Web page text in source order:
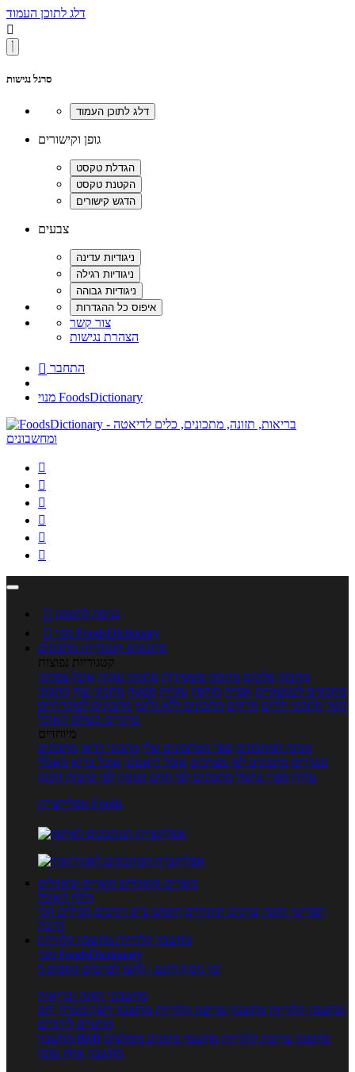
דלג לתוכן העמוד

סרגל נגישות
גופן וקישורים
צבעים
צור קשר
הצהרת נגישות
 התחבר
מנוי FoodsDictionary






 כניסה לחשבון

מנוי FoodsDictionary
מתכונים קטגוריות מתכונים
קטגוריות נפוצות
מתכוני סלטים מתכוני פשטידות מתכוני עוגות אוכל צמחוני
מתכונים לטבעוניים אפייה מוקפץ עוגיות פסטה מתכוני עוף מתכוני
בשר מתכוני ילדים מרקים מתכונים ללא גלוטן מתכונים לסוכרתיים
טרנדים בעולם האוכל
מיוחדים
מנתח המתכונים ספר המתכונים שלי מתכוני וידאו מתכונים
עשירים מתכונים לפי מצרכים אוכל דיאטטי אוכל בריא מאכלי
עדות ספרי בישול מתכונים לפי חגים ועונות לפי שיטות הכנה
אפליקציית Foods
מוצרים ומאכלים מוצרים ומאכלים
מילון האוכל
תפריטי תזונה ערכים תזונתיים חיפוש ע"פ רכיבים מכילים הכי
הרבה
מחשבון קלוריות מחשבון קלוריות
מנוי FoodsDictionary
5 ימי ניסיון חינם - לחצו לפרטים נוספים
מחשבוני תזונה ובריאות
מחשבון קלוריות מחשבון שריפת קלוריות מחשבון דופק מטרה יחס
מותניים לירכיים
מחשבון BMI
מחשבון צריכת קלוריות מחשבון מינונים מומלצים
מחשבון אחוז שומן